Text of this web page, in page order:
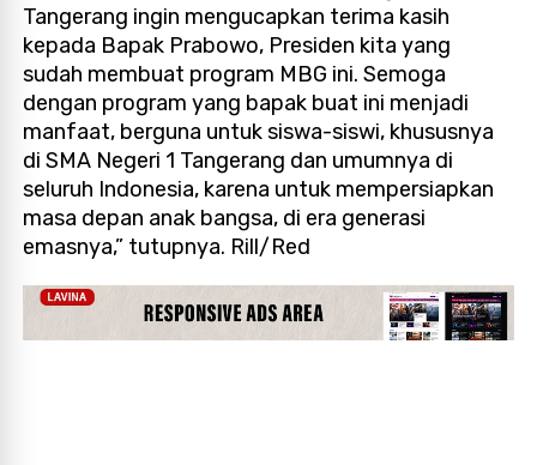
Tangerang ingin mengucapkan terima kasih
kepada Bapak Prabowo, Presiden kita yang
sudah membuat program MBG ini. Semoga
dengan program yang bapak buat ini menjadi
manfaat, berguna untuk siswa-siswi, khususnya
di SMA Negeri 1 Tangerang dan umumnya di
seluruh Indonesia, karena untuk mempersiapkan
masa depan anak bangsa, di era generasi
emasnya,” tutupnya. Rill/Red